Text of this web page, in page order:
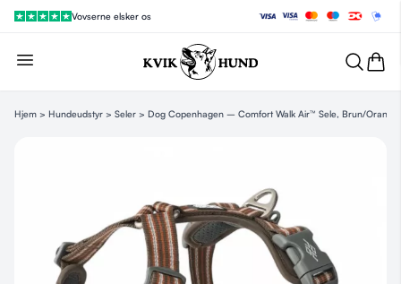
Vovserne elsker os
Hjem > Hundeudstyr > Seler > Dog Copenhagen – Comfort Walk Air™ Sele, Brun/Orange